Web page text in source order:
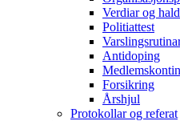
Verdiar og
Politiattest
Antidoping
Forsikring
Årshjul
Protokollar og referat